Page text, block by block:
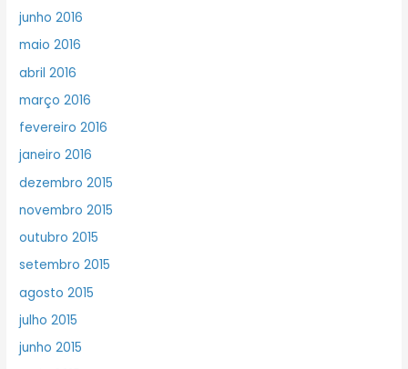
junho 2016
maio 2016
abril 2016
março 2016
fevereiro 2016
janeiro 2016
dezembro 2015
novembro 2015
outubro 2015
setembro 2015
agosto 2015
julho 2015
junho 2015